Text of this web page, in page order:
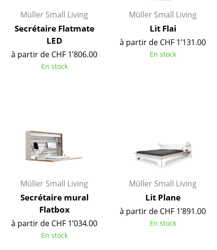
Tables hautes & Pupitres
Tables enfants
Table de jardin
Chariots & Dessertes
Rangements
Étagères & Armoires
Étagères murales
Buffets & Commodes
Meubles TV
Müller Small Living
Secrétaire Flatmate
LED
à partir de CHF 1’806.00
En stock
Müller Small Living
Lit Flai
à partir de CHF 1’131.00
En stock
Müller Small Living
Secrétaire mural
Flatbox
à partir de CHF 1’034.00
En stock
Müller Small Living
Lit Plane
à partir de CHF 1’891.00
En stock